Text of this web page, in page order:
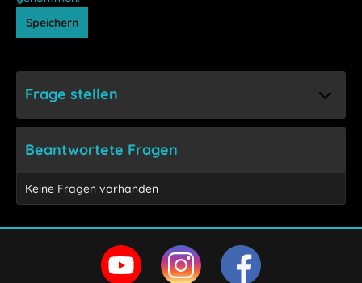
Speichern
Frage stellen
Beantwortete Fragen
Keine Fragen vorhanden